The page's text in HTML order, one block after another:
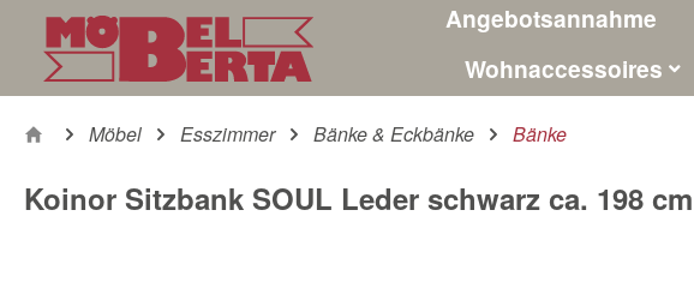
Hauptinhalt springen
Zur Suche springen
Zur Hauptnavigation springen Angebotsannahme
Wohnaccessoires
Möbel Esszimmer Bänke & Eckbänke Bänke
Koinor Sitzbank SOUL Leder schwarz ca. 198 cm